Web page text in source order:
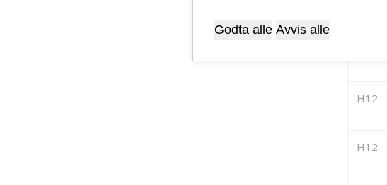
H12
H12
Godta alle Avvis alle